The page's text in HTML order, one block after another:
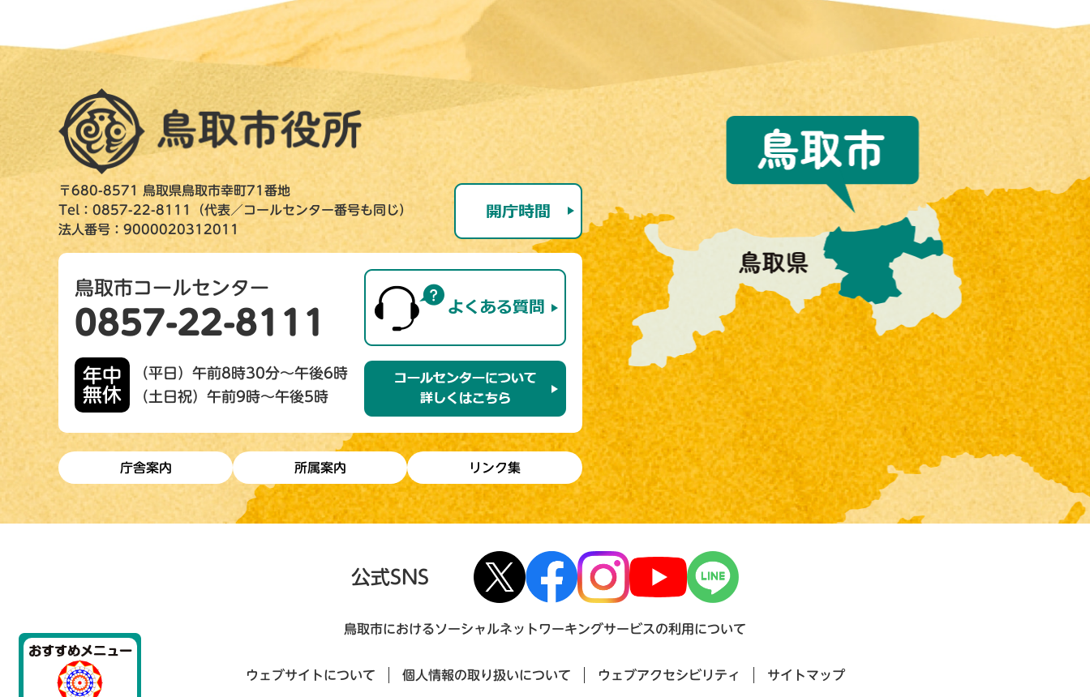
〒680-8571 鳥取県鳥取市幸町71番地
Tel：0857-22-8111（代表／コールセンター番号も同じ）
法人番号：9000020312011
鳥取市コールセンター
0857-22-8111
年中
無休
（平日）午前8時30分～午後6時
（土日祝）午前9時～午後5時
庁舎案内 所属案内 リンク集
公式SNS
鳥取市におけるソーシャルネットワーキングサービスの利用について
ウェブサイトについて 個人情報の取り扱いについて ウェブアクセシビリティ サイトマップ